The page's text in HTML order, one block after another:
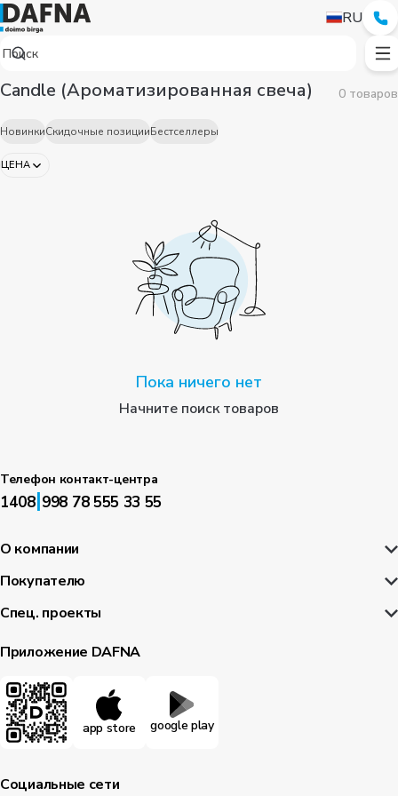
RU
ЦЕНА
Candle (Ароматизированная свеча) 0 товаров
НовинкиСкидочные позицииБестселлеры
Пока ничего нет
Начните поиск товаров
Телефон контакт-центра
1408|998 78 555 33 55
О компании
Покупателю
Спец. проекты
Приложение DAFNA
app store google play
Социальные сети